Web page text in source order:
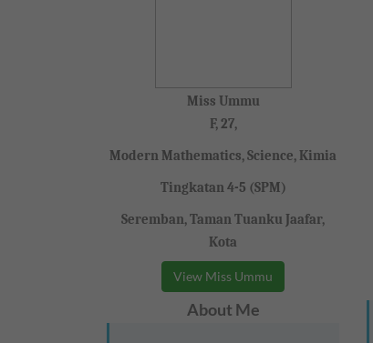
Miss Ummu
F, 27,
Modern Mathematics, Science, Kimia
Tingkatan 4-5 (SPM)
Seremban, Taman Tuanku Jaafar,
Kota
View Miss Ummu
About Me